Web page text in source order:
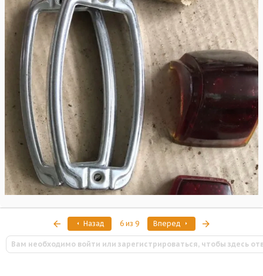
ПервыйНазад 6 из 9 Вперед
Вам необходимо войти или зарегистрироваться, чтобы здесь